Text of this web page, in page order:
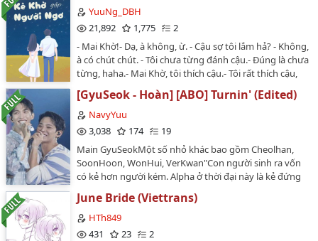
YuuNg_DBH
21,892
1,775
2
- Mai Khờ!- Dạ, à không, ừ. - Cậu sợ tôi lắm hả? - Không,
à có chút chút. - Tôi chưa từng đánh cậu.- Đúng là chưa
từng, haha.- Mai Khờ, tôi thích cậu.- Tôi rất thích cậu,
con trai tỏ tình, hơn nữa nó lại xuất phát từ cái thằng
tôi ghét nhất. ---YuuNg---…
[GyuSeok - Hoàn] [ABO] Turnin' (Edited)
NavyYuu
3,038
174
19
Main GyuSeokMột số nhỏ khác bao gồm Cheolhan,
SoonHoon, WonHui, VerKwan"Con người sinh ra vốn
có kẻ hơn người kém. Alpha ở thời đại này là kẻ đứng
DNA loài người, đến mức có thể vô điều kiện tha thứ
cho những sai lầm họ gây ra."*Có đỗ xe, tấp lề 🚗
*thuộc về 瓜宝dịch bởi Yuu…
June Bride (Viettrans)
HTh849
431
23
2